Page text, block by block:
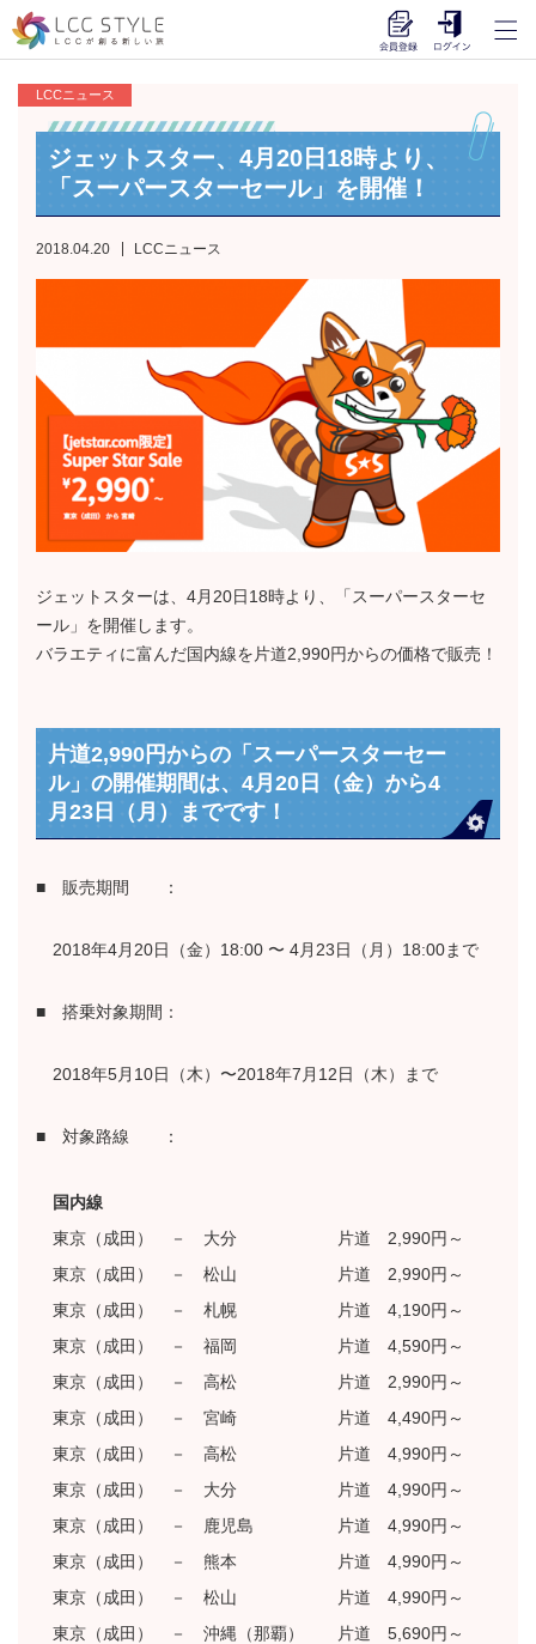
LCCニュース
ジェットスター、4月20日18時より、
「スーパースターセール」を開催！
2018.04.20 LCCニュース
ジェットスターは、4月20日18時より、「スーパースターセ
ール」を開催します。
バラエティに富んだ国内線を片道2,990円からの価格で販売！
片道2,990円からの「スーパースターセー
ル」の開催期間は、4月20日（金）から4
月23日（月）までです！
■ 販売期間 ：
2018年4月20日（金）18:00 〜 4月23日（月）18:00まで
■ 搭乗対象期間：
2018年5月10日（木）〜2018年7月12日（木）まで
■ 対象路線 ：
国内線
東京（成田） － 大分 片道 2,990円～
東京（成田） － 松山 片道 2,990円～
東京（成田） － 札幌 片道 4,190円～
東京（成田） － 福岡 片道 4,590円～
東京（成田） － 高松 片道 2,990円～
東京（成田） － 宮崎 片道 4,490円～
東京（成田） － 高松 片道 4,990円～
東京（成田） － 大分 片道 4,990円～
東京（成田） － 鹿児島 片道 4,990円～
東京（成田） － 熊本 片道 4,990円～
東京（成田） － 松山 片道 4,990円～
東京（成田） － 沖縄（那覇） 片道 5,690円～